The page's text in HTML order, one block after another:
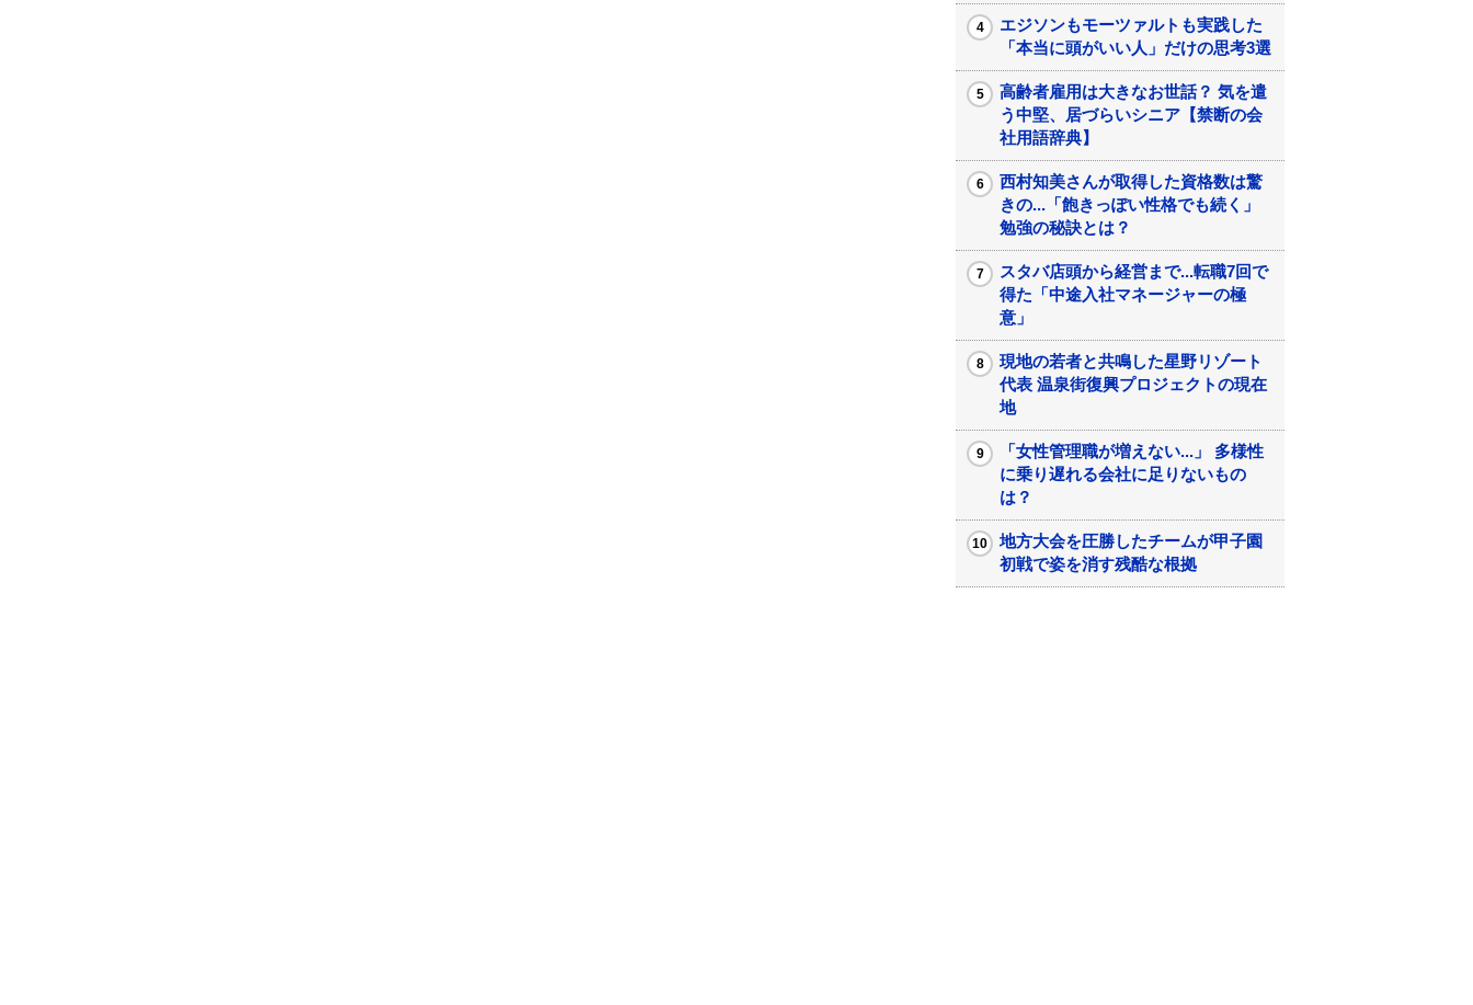
エジソンもモーツァルトも実践した
「本当に頭がいい人」だけの思考3選
高齢者雇用は大きなお世話？ 気を遣
う中堅、居づらいシニア【禁断の会
社用語辞典】
西村知美さんが取得した資格数は驚
きの...「飽きっぽい性格でも続く」
勉強の秘訣とは？
スタバ店頭から経営まで...転職7回で
得た「中途入社マネージャーの極
意」
現地の若者と共鳴した星野リゾート
代表 温泉街復興プロジェクトの現在
地
「女性管理職が増えない...」 多様性
に乗り遅れる会社に足りないもの
は？
地方大会を圧勝したチームが甲子園
初戦で姿を消す残酷な根拠